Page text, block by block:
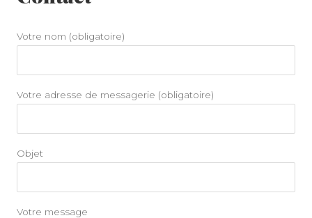
Votre nom (obligatoire)
Votre adresse de messagerie (obligatoire)
Objet
Votre message